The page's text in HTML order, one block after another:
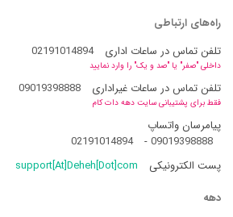
راه‌های ارتباطی
تلفن تماس در ساعات اداری
02191014894
داخلی "صفر" یا "صد و یک" را وارد نمایید
تلفن تماس در ساعات غیراداری 09019398888
فقط برای پشتیبانی سایت دهه دات کام
پیامرسان واتساپ
09019398888
-
02191014894
پست الکترونیکی
support[At]Deheh[Dot]com
دهه